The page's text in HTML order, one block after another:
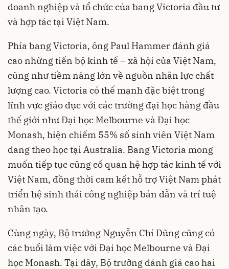
doanh nghiệp và tổ chức của bang Victoria đầu tư
và hợp tác tại Việt Nam.
Phía bang Victoria, ông Paul Hammer đánh giá
cao những tiến bộ kinh tế – xã hội của Việt Nam,
cũng như tiềm năng lớn về nguồn nhân lực chất
lượng cao. Victoria có thế mạnh đặc biệt trong
lĩnh vực giáo dục với các trường đại học hàng đầu
thế giới như Đại học Melbourne và Đại học
Monash, hiện chiếm 55% số sinh viên Việt Nam
đang theo học tại Australia. Bang Victoria mong
muốn tiếp tục củng cố quan hệ hợp tác kinh tế với
Việt Nam, đồng thời cam kết hỗ trợ Việt Nam phát
triển hệ sinh thái công nghiệp bán dẫn và trí tuệ
nhân tạo.
Cùng ngày, Bộ trưởng Nguyễn Chí Dũng cũng có
các buổi làm việc với Đại học Melbourne và Đại
học Monash. Tại đây, Bộ trưởng đánh giá cao hai